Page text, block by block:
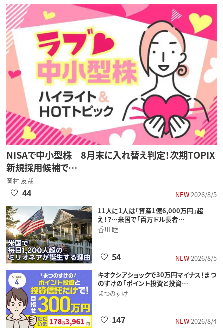
NISAで中小型株 8月末に入れ替え判定！次期TOPIX
新規採用候補で…
岡村 友哉
NEW2026/8/5
44
11人に1人は「資産1億6,000万円」超
え！？…米国で「百万ドル長者…
香川 睦
NEW2026/8/5
54
キオクシアショックで30万円マイナス！まつ
のすけの「ポイント投資と投資…
まつのすけ
NEW2026/8/4
147